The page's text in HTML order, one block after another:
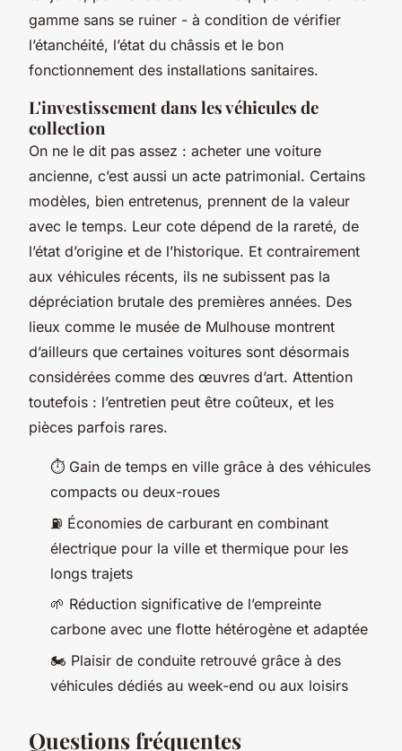
gamme sans se ruiner - à condition de vérifier
l’étanchéité, l’état du châssis et le bon
fonctionnement des installations sanitaires.
L'investissement dans les véhicules de
collection
On ne le dit pas assez : acheter une voiture
ancienne, c’est aussi un acte patrimonial. Certains
modèles, bien entretenus, prennent de la valeur
avec le temps. Leur cote dépend de la rareté, de
l’état d’origine et de l’historique. Et contrairement
aux véhicules récents, ils ne subissent pas la
dépréciation brutale des premières années. Des
lieux comme le musée de Mulhouse montrent
d’ailleurs que certaines voitures sont désormais
considérées comme des œuvres d’art. Attention
toutefois : l’entretien peut être coûteux, et les
pièces parfois rares.
⏱️ Gain de temps en ville grâce à des véhicules
compacts ou deux-roues
⛽ Économies de carburant en combinant
électrique pour la ville et thermique pour les
longs trajets
🌱 Réduction significative de l’empreinte
carbone avec une flotte hétérogène et adaptée
🏍️ Plaisir de conduite retrouvé grâce à des
véhicules dédiés au week-end ou aux loisirs
Questions fréquentes